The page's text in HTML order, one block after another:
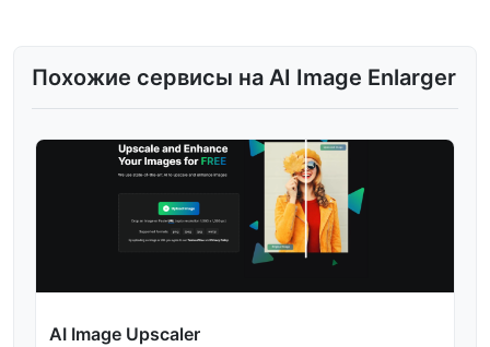
Похожие сервисы на AI Image Enlarger
AI Image Upscaler